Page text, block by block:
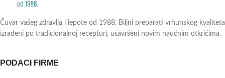
Čuvar vašeg zdravlja i lepote od 1988. Biljni preparati vrhunskog kvaliteta
izrađeni po tradicionalnoj recepturi, usavršeni novim naučnim otkrićima.
PODACI FIRME